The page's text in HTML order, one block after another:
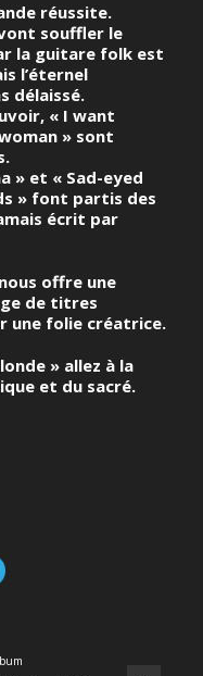
réussite.
souffler le
la guitare folk est
l’éternel
délaissé.
« I want
» sont
» et « Sad-eyed
» font partis des
écrit par
offre une
de titres
une folie créatrice.
» allez à la
et du sacré.